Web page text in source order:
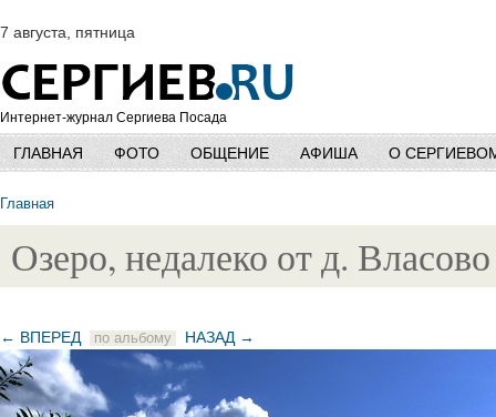
7 августа, пятница
Интернет-журнал Сергиева Посада
ГЛАВНАЯ ФОТО ОБЩЕНИЕ АФИША О
Главная
Озеро, недалеко от д. Власово
← ВПЕРЕД по альбому НАЗАД →